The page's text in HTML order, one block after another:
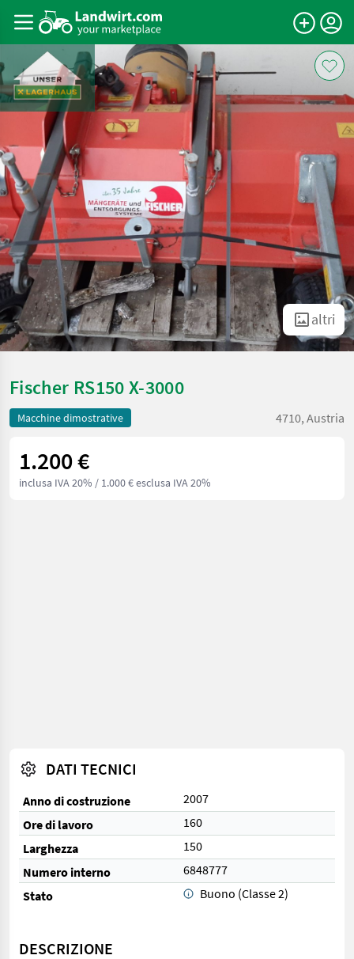
altri
Fischer RS150 X-3000
Macchine dimostrative 4710, Austria
1.200 €
inclusa IVA 20% / 1.000 € esclusa IVA 20%
DATI TECNICI
Anno di costruzione
2007
Ore di lavoro
160
Larghezza
150
Numero interno
6848777
Stato
Buono (Classe 2)
DESCRIZIONE